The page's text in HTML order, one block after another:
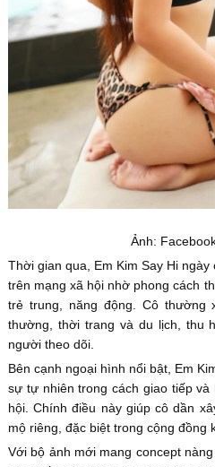
Ảnh:
Thời gian qua, Em Kim Say Hi
trên mạng xã hội nhờ phong cách
trẻ trung, năng động. Cô thường
thường, thời trang và du lịch, thu
người theo dõi.
Bên cạnh ngoại hình nổi bật, Em
sự tự nhiên trong cách giao tiếp
hội. Chính điều này giúp cô dần
mộ riêng, đặc biệt trong cộng đồng
Với bộ ảnh mới mang concept